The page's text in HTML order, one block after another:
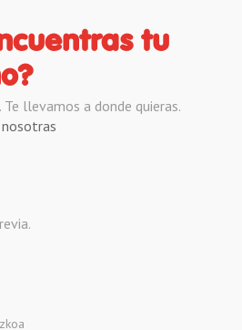
tu
Te llevamos a donde quieras.